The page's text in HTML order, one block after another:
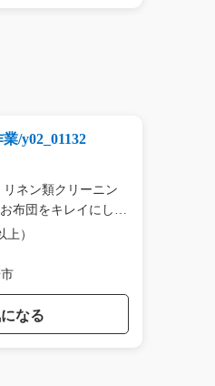
/y02_01132
リネン類クリーニン
布団をキレイにし…
）
なる